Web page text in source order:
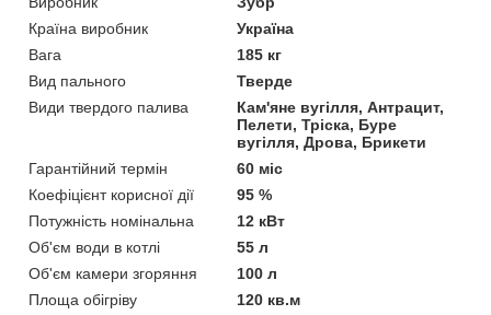
политика
будет выгодной для
покупателей, так
отечественного и
импортного
производителя.
Країна виробник
Україна
Вага
185 кг
Вид пального
Тверде
Види твердого палива
Кам'яне вугілля, Антрацит,
Пелети, Тріска, Буре
вугілля, Дрова, Брикети
Гарантійний термін
60 міс
Коефіцієнт корисної дії
95 %
Потужність номінальна
12 кВт
Об'єм води в котлі
55 л
Об'єм камери згоряння
100 л
Площа обігріву
120 кв.м